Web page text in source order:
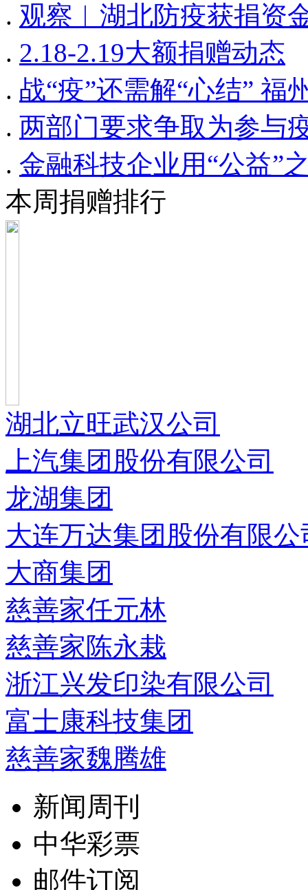
. 观察︱湖北防疫获捐资
. 2.18-2.19大额捐赠动态
. 战“疫”还需解“心结” 福
. 两部门要求争取为参与
. 金融科技企业用“公益”
本周捐赠排行
湖北立旺武汉公司
上汽集团股份有限公司
龙湖集团
大连万达集团股份有限公
大商集团
慈善家任元林
慈善家陈永栽
浙江兴发印染有限公司
富士康科技集团
慈善家魏腾雄
新闻周刊
中华彩票
邮件订阅